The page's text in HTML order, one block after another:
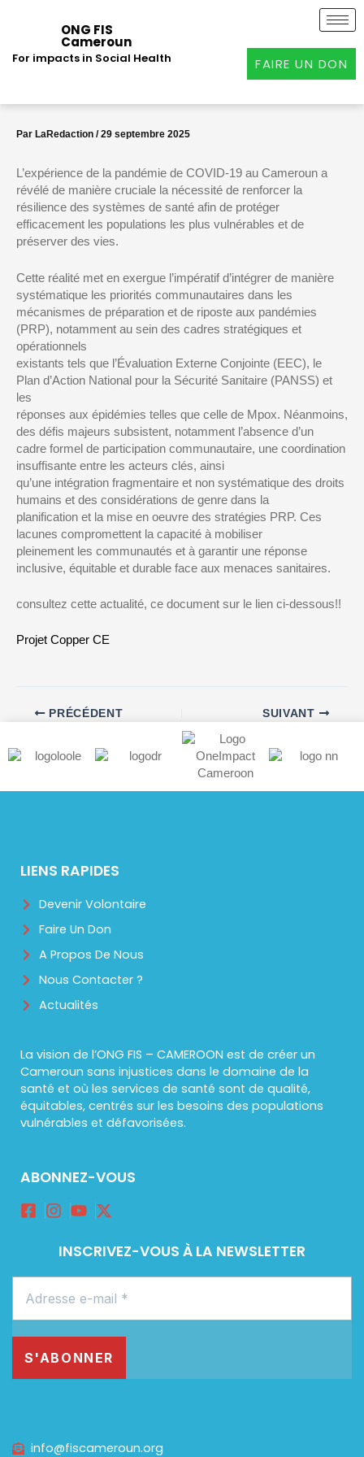
ONG FIS
Cameroun
For impacts in Social Health FAIRE UN DON
Par LaRedaction /29 septembre 2025
L’expérience de la pandémie de COVID-19 au Cameroun a
révélé de manière cruciale la nécessité de renforcer la
résilience des systèmes de santé afin de protéger
efficacement les populations les plus vulnérables et de
préserver des vies.
Cette réalité met en exergue l’impératif d’intégrer de manière
systématique les priorités communautaires dans les
mécanismes de préparation et de riposte aux pandémies
(PRP), notamment au sein des cadres stratégiques et
opérationnels
existants tels que l’Évaluation Externe Conjointe (EEC), le
Plan d’Action National pour la Sécurité Sanitaire (PANSS) et
les
réponses aux épidémies telles que celle de Mpox. Néanmoins,
des défis majeurs subsistent, notamment l’absence d’un
cadre formel de participation communautaire, une coordination
insuffisante entre les acteurs clés, ainsi
qu’une intégration fragmentaire et non systématique des droits
humains et des considérations de genre dans la
planification et la mise en oeuvre des stratégies PRP. Ces
lacunes compromettent la capacité à mobiliser
pleinement les communautés et à garantir une réponse
inclusive, équitable et durable face aux menaces sanitaires.
consultez cette actualité, ce document sur le lien ci-dessous!!
Projet Copper CE
PRÉCÉDENT SUIVANT
LIENS RAPIDES
Devenir Volontaire
Faire Un Don
A Propos De Nous
Nous Contacter ?
Actualités
La vision de l’ONG FIS – CAMEROON est de créer un
Cameroun sans injustices dans le domaine de la
santé et où les services de santé sont de qualité,
équitables, centrés sur les besoins des populations
vulnérables et défavorisées.
ABONNEZ-VOUS
INSCRIVEZ-VOUS À LA NEWSLETTER
info@fiscameroun.org